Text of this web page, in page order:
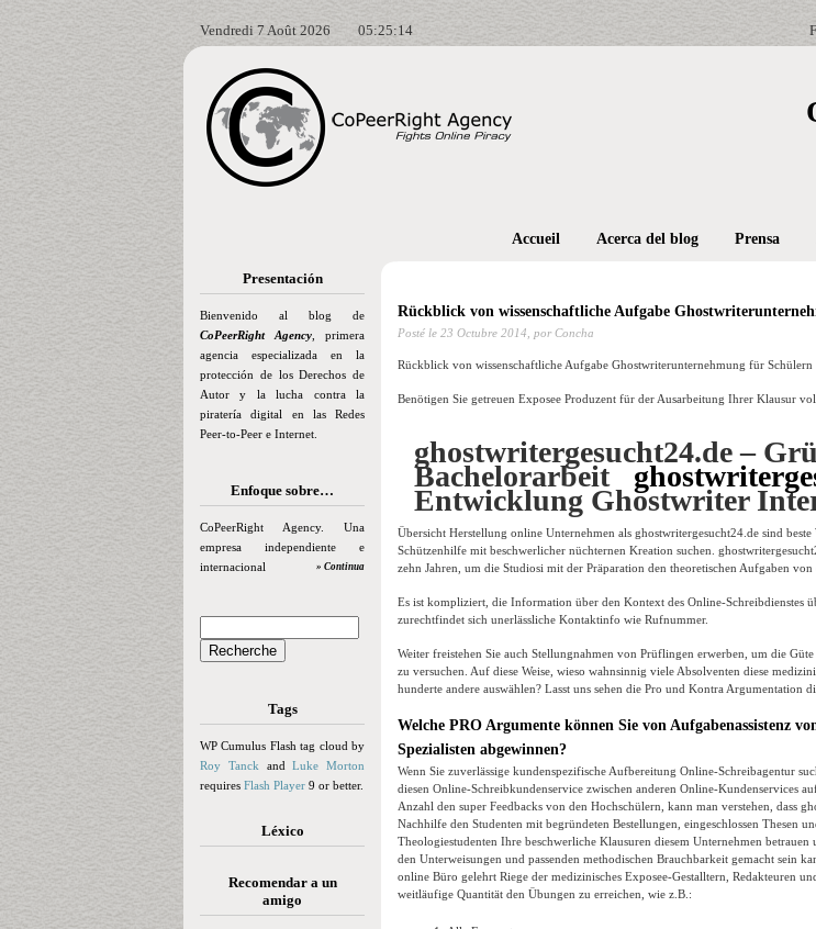
Vendredi 7 Août 2026 05:25:15
Presentación
Bienvenido al blog de
CoPeerRight Agency , primera
agencia especializada en la
protección de los Derechos de
Autor y la lucha contra la
piratería digital en las Redes
Peer-to-Peer e Internet.
Enfoque sobre…
CoPeerRight Agency. Una
empresa independiente e
internacional
» Continua
Tags
WP Cumulus Flash tag cloud by
Roy Tanck andLuke Morton
requires Flash Player 9 or better.
Léxico
Recomendar a un
amigo
Accueil Acerca del blog Prensa
Rückblick von wissenschaftliche Aufgabe
Posté le 23 Octubre 2014, por Concha
Rückblick von wissenschaftliche Aufgabe Ghostwriterunternehmung für Schülern
Benötigen Sie getreuen Exposee Produzent für der Ausarbeitung Ihrer Klausur
ghostwritergesucht24.de –
Bachelorarbeit
Entwicklung Ghostwriter
Übersicht Herstellung online Unternehmen als ghostwritergesucht24.de sind
Schützenhilfe mit beschwerlicher nüchternen Kreation suchen.
zehn Jahren, um die Studiosi mit der Präparation den theoretischen Aufgaben
Es ist kompliziert, die Information über den Kontext des Online-Schreibdienstes
zurechtfindet sich unerlässliche Kontaktinfo wie Rufnummer.
Weiter freistehen Sie auch Stellungnahmen von Prüflingen erwerben, um die
zu versuchen. Auf diese Weise, wieso wahnsinnig viele Absolventen diese
hunderte andere auswählen? Lasst uns sehen die Pro und Kontra Argumentation
Welche PRO Argumente können Sie von Aufgabenassistenz
Spezialisten abgewinnen?
Wenn Sie zuverlässige kundenspezifische Aufbereitung Online-Schreibagentur
diesen Online-Schreibkundenservice zwischen anderen Online-Kundenservices
Anzahl den super Feedbacks von den Hochschülern, kann man verstehen, dass
Nachhilfe den Studenten mit begründeten Bestellungen, eingeschlossen Thesen
Theologiestudenten Ihre beschwerliche Klausuren diesem Unternehmen betrauen
den Unterweisungen und passenden methodischen Brauchbarkeit gemacht sein
online Büro gelehrt Riege der medizinisches Exposee-Gestalltern, Redakteuren
weitläufige Quantität den Übungen zu erreichen, wie z.B.: